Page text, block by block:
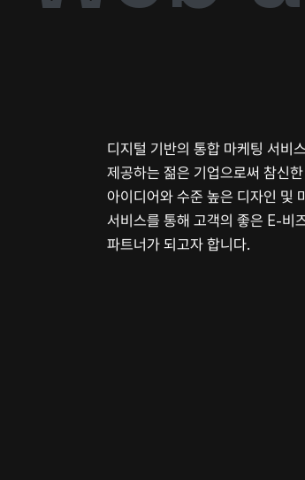
디지털 기반의 통합 마케팅 서비
제공하는 젊은 기업으로써 참신한
아이디어와 수준 높은 디자인 및
서비스를 통해 고객의 좋은 E-비
파트너가 되고자 합니다.